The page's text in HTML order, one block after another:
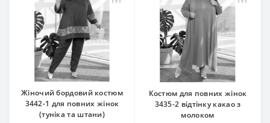
Жіночий бордовий костюм
3442-1 для повних жінок
(туніка та штани)
Костюм для повних жінок
3435-2 відтінку какао з
молоком